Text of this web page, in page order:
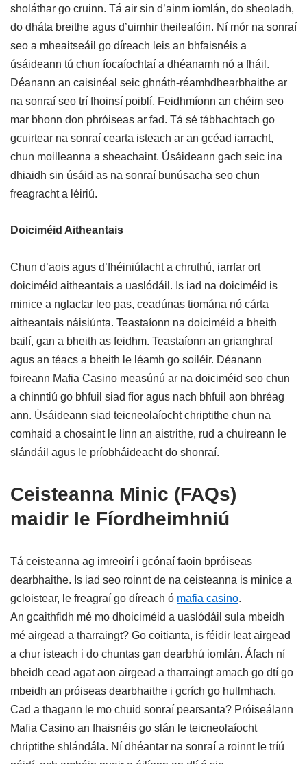
sholáthar go cruinn. Tá air sin d’ainm iomlán, do sheoladh,
do dháta breithe agus d’uimhir theileafóin. Ní mór na sonraí
seo a mheaitseáil go díreach leis an bhfaisnéis a
úsáideann tú chun íocaíochtaí a dhéanamh nó a fháil.
Déanann an caisinéal seic ghnáth-réamhdhearbhaithe ar
na sonraí seo trí fhoinsí poiblí. Feidhmíonn an chéim seo
mar bhonn don phróiseas ar fad. Tá sé tábhachtach go
gcuirtear na sonraí cearta isteach ar an gcéad iarracht,
chun moilleanna a sheachaint. Úsáideann gach seic ina
dhiaidh sin úsáid as na sonraí bunúsacha seo chun
freagracht a léiriú.
Doiciméid Aitheantais
Chun d’aois agus d’fhéiniúlacht a chruthú, iarrfar ort
doiciméid aitheantais a uaslódáil. Is iad na doiciméid is
minice a nglactar leo pas, ceadúnas tiomána nó cárta
aitheantais náisiúnta. Teastaíonn na doiciméid a bheith
bailí, gan a bheith as feidhm. Teastaíonn an grianghraf
agus an téacs a bheith le léamh go soiléir. Déanann
foireann Mafia Casino measúnú ar na doiciméid seo chun
a chinntiú go bhfuil siad fíor agus nach bhfuil aon bhréag
ann. Úsáideann siad teicneolaíocht chriptithe chun na
comhaid a chosaint le linn an aistrithe, rud a chuireann le
slándáil agus le príobháideacht do shonraí.
Ceisteanna Minic (FAQs)
maidir le Fíordheimhniú
Tá ceisteanna ag imreoirí i gcónaí faoin bpróiseas
dearbhaithe. Is iad seo roinnt de na ceisteanna is minice a
gcloistear, le freagraí go díreach ó mafia casino.
An gcaithfidh mé mo dhoiciméid a uaslódáil sula mbeidh
mé airgead a tharraingt? Go coitianta, is féidir leat airgead
a chur isteach i do chuntas gan dearbhú iomlán. Áfach ní
bheidh cead agat aon airgead a tharraingt amach go dtí go
mbeidh an próiseas dearbhaithe i gcrích go hullmhach.
Cad a thagann le mo chuid sonraí pearsanta? Próiseálann
Mafia Casino an fhaisnéis go slán le teicneolaíocht
chriptithe shlándála. Ní dhéantar na sonraí a roinnt le tríú